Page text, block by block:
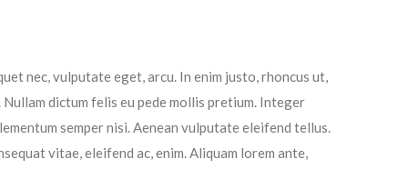
nec, vulputate eget, arcu. In enim justo, rhoncus ut,
dictum felis eu pede mollis pretium. Integer
semper nisi. Aenean vulputate eleifend tellus.
vitae, eleifend ac, enim. Aliquam lorem ante,